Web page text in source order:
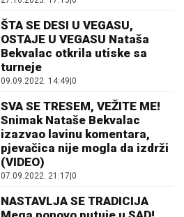
ŠTA SE DESI U VEGASU,
OSTAJE U VEGASU Nataša
Bekvalac otkrila utiske sa
turneje
09.09.2022. 14:49|0
SVA SE TRESEM, VEŽITE ME!
Snimak Nataše Bekvalac
izazvao lavinu komentara,
pjevačica nije mogla da izdrži
(VIDEO)
07.09.2022. 21:17|0
NASTAVLJA SE TRADICIJA